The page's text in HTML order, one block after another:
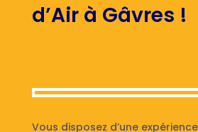
d’Air à Gâvres !
Vous disposez d’une